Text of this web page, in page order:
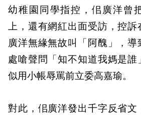
幼稚園同學指控，佀廣洋曾
上，還有網紅出面受訪，控訴
廣洋無緣無故叫「阿醜」，導
處嗆聲問「知不知道我媽是
似用小帳辱罵前立委高嘉瑜。
對此，佀廣洋發出千字反省文